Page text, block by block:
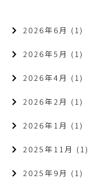
2026年6月 (1)
2026年5月 (1)
2026年4月 (1)
2026年2月 (1)
2026年1月 (1)
2025年11月 (1)
2025年9月 (1)